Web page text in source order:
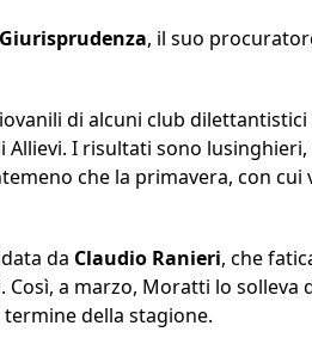
Giurisprudenza, il suo
di alcuni club
I risultati sono
che la primavera, con cui
da Claudio Ranieri, che
a marzo, Moratti lo solleva
della stagione.